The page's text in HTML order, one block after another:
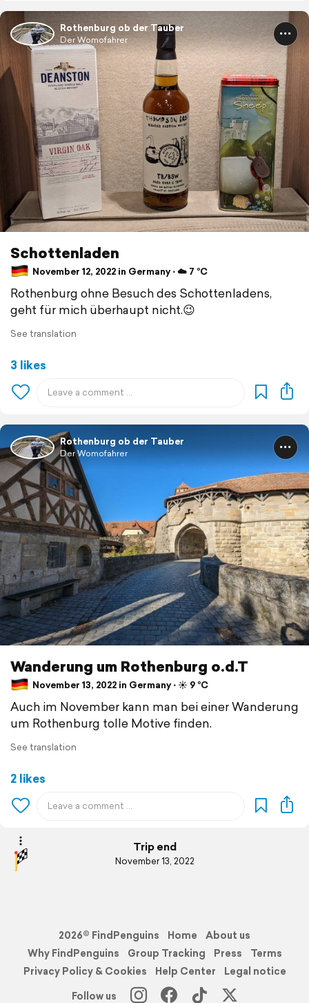
Rothenburg ob der Tauber
Der Womofahrer
Schottenladen
November 12, 2022 in Germany ⋅ ☁️ 7 °C
Rothenburg ohne Besuch des Schottenladens,
geht für mich überhaupt nicht.😉
See translation
3 likes
Rothenburg ob der Tauber
Der Womofahrer
Wanderung um Rothenburg o.d.T
November 13, 2022 in Germany ⋅ ☀️ 9 °C
Auch im November kann man bei einer Wanderung
um Rothenburg tolle Motive finden.
See translation
2 likes
Trip end
November 13, 2022
2026© FindPenguins Home
About us
Why FindPenguins
Group Tracking Press
Terms
Privacy Policy & Cookies
Help Center
Legal notice
Follow us